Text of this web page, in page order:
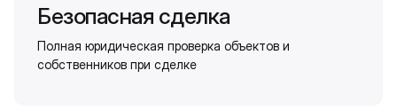
Безопасная сделка
Полная юридическая проверка объектов и
собственников при сделке